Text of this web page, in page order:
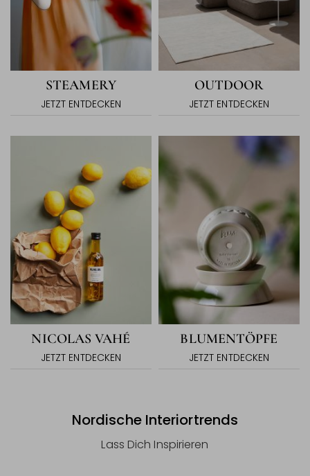
STEAMERY
JETZT ENTDECKEN
OUTDOOR
JETZT ENTDECKEN
NICOLAS VAHÉ
JETZT ENTDECKEN
BLUMENTÖPFE
JETZT ENTDECKEN
Nordische Interiortrends
Lass Dich Inspirieren